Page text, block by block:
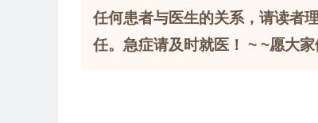
任何患者与医生的关系，请读者
任。急症请及时就医！ ~ ~愿大家